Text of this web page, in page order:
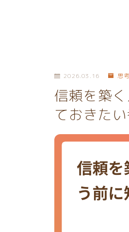
2026.03.16 思考
信頼を築
ておきた